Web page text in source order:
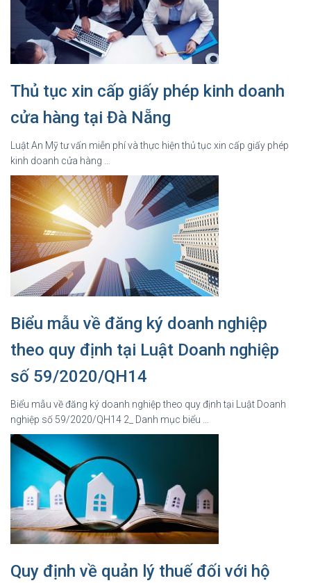
Thủ tục xin cấp giấy phép kinh doanh
cửa hàng tại Đà Nẵng
Luật An Mỹ tư vấn miễn phí và thực hiện thủ tục xin cấp giấy phép
kinh doanh cửa hàng …
Biểu mẫu về đăng ký doanh nghiệp
theo quy định tại Luật Doanh nghiệp
số 59/2020/QH14
Biểu mẫu về đăng ký doanh nghiệp theo quy định tại Luật Doanh
nghiệp số 59/2020/QH14 2_ Danh mục biểu …
Quy định về quản lý thuế đối với hộ